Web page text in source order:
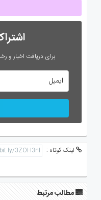
برای دریافت اخبار و
لینک کوتاه :
مطالب مرتبط